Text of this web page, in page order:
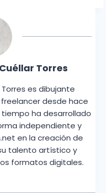
Torres
es dibujante
desde hace
ha desarrollado
independiente y
en la creación de
talento artístico y
formatos digitales.